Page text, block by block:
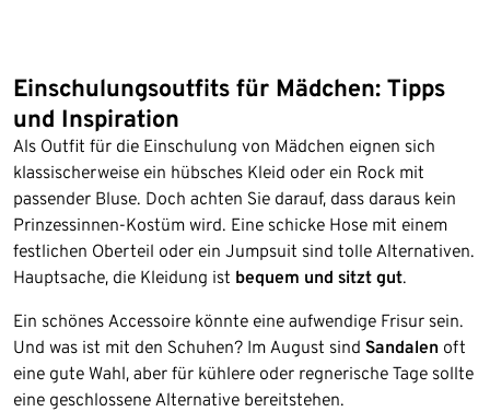
Einschulungsoutfits für Mädchen: Tipps
und Inspiration
Als Outfit für die Einschulung von Mädchen eignen sich
klassischerweise ein hübsches Kleid oder ein Rock mit
passender Bluse. Doch achten Sie darauf, dass daraus kein
Prinzessinnen-Kostüm wird. Eine schicke Hose mit einem
festlichen Oberteil oder ein Jumpsuit sind tolle Alternativen.
Hauptsache, die Kleidung ist bequem und sitzt gut.
Ein schönes Accessoire könnte eine aufwendige Frisur sein.
Und was ist mit den Schuhen? Im August sind Sandalen oft
eine gute Wahl, aber für kühlere oder regnerische Tage sollte
eine geschlossene Alternative bereitstehen.